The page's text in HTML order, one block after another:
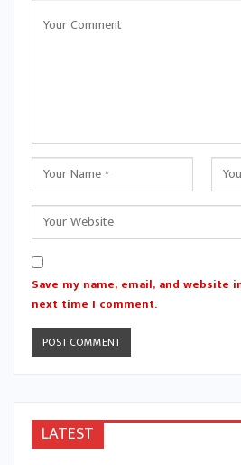
Save my name, email, and website
next time I comment.
LATEST